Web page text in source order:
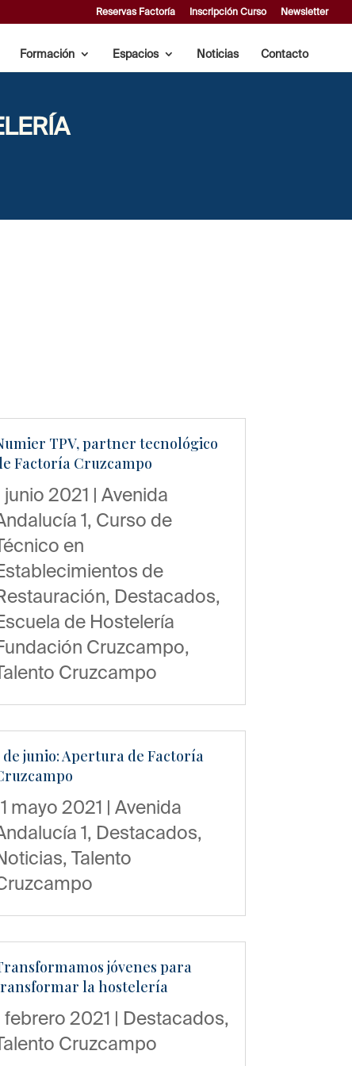
Reservas Factoría Inscripción Curso Newsletter
Formación Espacios Noticias Contacto
TPV, partner tecnológico
Factoría Cruzcampo
junio 2021 | Avenida
1, Curso de
en
de
, Destacados,
de Hostelería
Cruzcampo,
Cruzcampo
de junio: Apertura de Factoría
mayo 2021 | Avenida
1, Destacados,
, Talento
jóvenes para
la hostelería
febrero 2021 | Destacados,
Cruzcampo